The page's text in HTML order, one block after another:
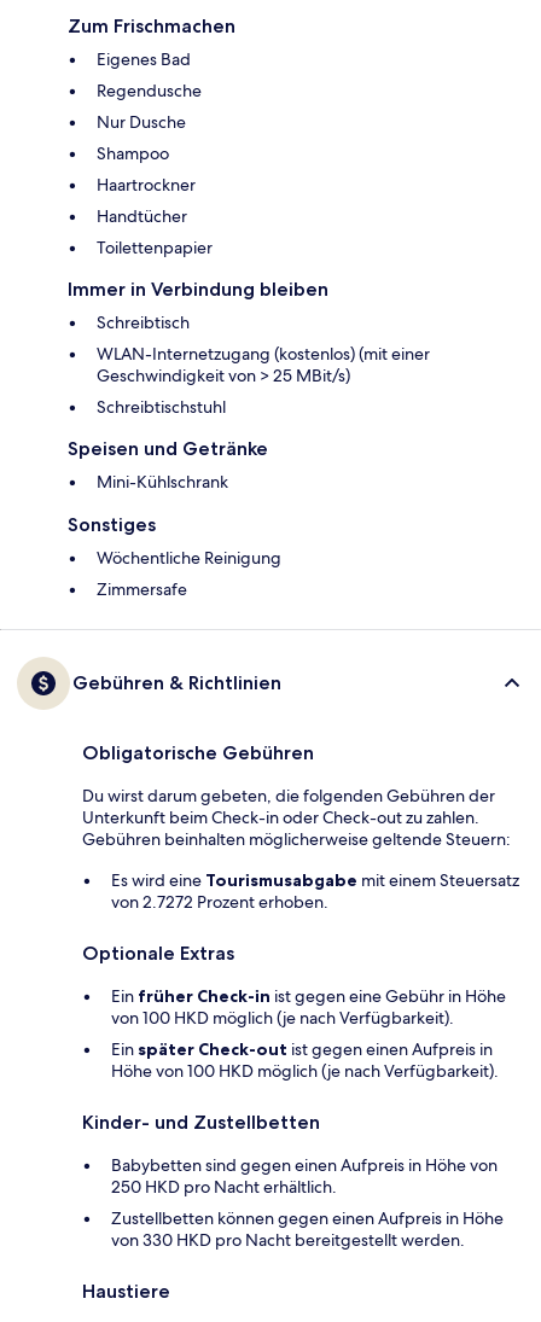
Zum Frischmachen
Eigenes Bad
Regendusche
Nur Dusche
Shampoo
Haartrockner
Handtücher
Toilettenpapier
Immer in Verbindung bleiben
Schreibtisch
WLAN-Internetzugang (kostenlos) (mit einer
Geschwindigkeit von > 25 MBit/s)
Schreibtischstuhl
Speisen und Getränke
Mini-Kühlschrank
Sonstiges
Wöchentliche Reinigung
Zimmersafe
Gebühren & Richtlinien
Obligatorische Gebühren
Du wirst darum gebeten, die folgenden Gebühren der
Unterkunft beim Check-in oder Check-out zu zahlen.
Gebühren beinhalten möglicherweise geltende Steuern:
Es wird eine Tourismusabgabe mit einem Steuersatz
von 2.7272 Prozent erhoben.
Optionale Extras
Ein früher Check-in ist gegen eine Gebühr in Höhe
von 100 HKD möglich (je nach Verfügbarkeit).
Ein später Check-out ist gegen einen Aufpreis in
Höhe von 100 HKD möglich (je nach Verfügbarkeit).
Kinder- und Zustellbetten
Babybetten sind gegen einen Aufpreis in Höhe von
250 HKD pro Nacht erhältlich.
Zustellbetten können gegen einen Aufpreis in Höhe
von 330 HKD pro Nacht bereitgestellt werden.
Haustiere